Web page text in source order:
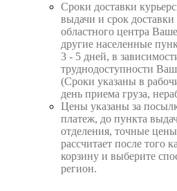
Cроки доставки
выдачи и срок
областного центра
другие населенные
3 - 5 дней, в
труднодоступности
(Сроки указаны в
день приема груза,
Цены указаны за
платеж, до пункта
отделения, точные
рассчитает после того
корзину и выберите
регион.